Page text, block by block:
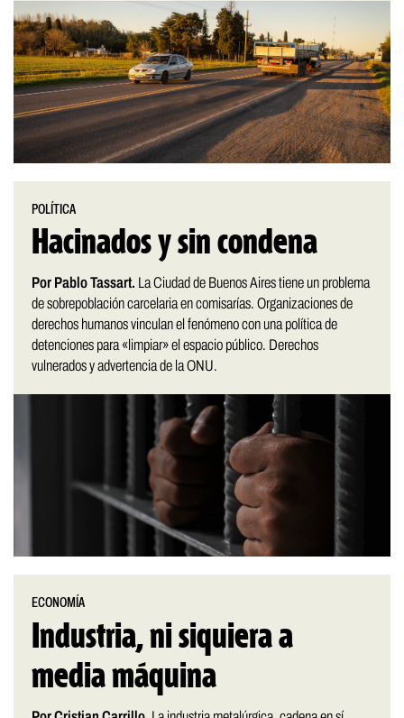
POLÍTICA
Hacinados y sin condena
Por Pablo Tassart. La Ciudad de Buenos Aires tiene un problema
de sobrepoblación carcelaria en comisarías. Organizaciones de
derechos humanos vinculan el fenómeno con una política de
detenciones para «limpiar» el espacio público. Derechos
vulnerados y advertencia de la ONU.
ECONOMÍA
Industria, ni siquiera a
media máquina